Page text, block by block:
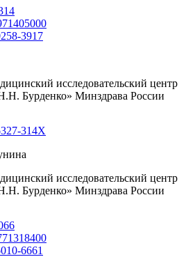
3917
исследовательский центр
Бурденко» Минздрава России
314X
исследовательский центр
Бурденко» Минздрава России
6661